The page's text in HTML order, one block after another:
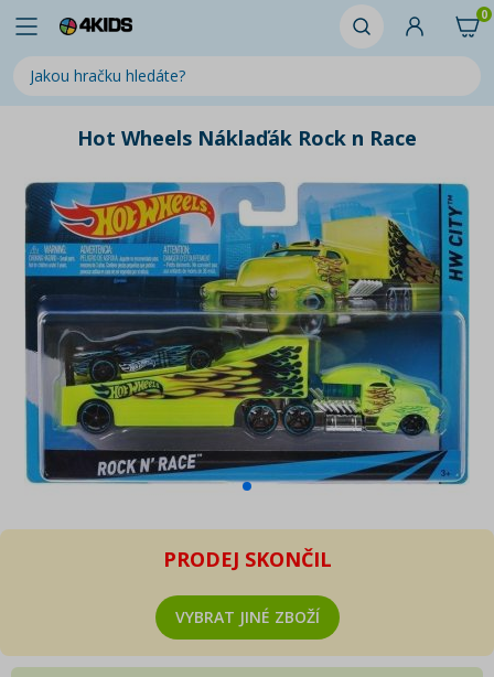
0
Hot Wheels Náklaďák Rock n Race
PRODEJ SKONČIL
VYBRAT JINÉ ZBOŽÍ